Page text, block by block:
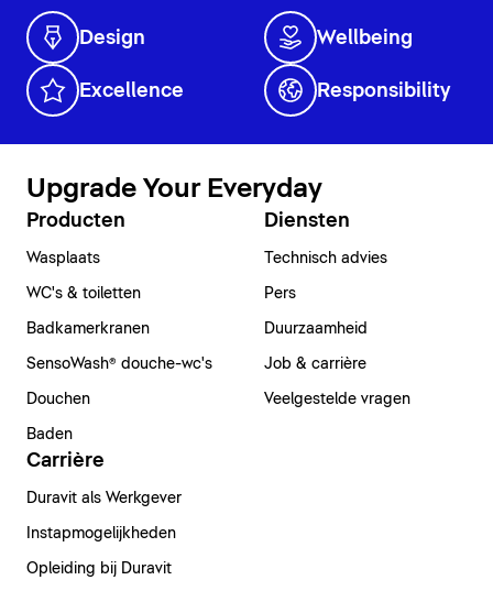
Design Wellbeing
Excellence Responsibility
Upgrade Your Everyday
Producten
Wasplaats
WC's & toiletten
Badkamerkranen
SensoWash® douche-wc's
Douchen
Baden
Diensten
Technisch advies
Pers
Duurzaamheid
Job & carrière
Veelgestelde vragen
Carrière
Duravit als Werkgever
Instapmogelijkheden
Opleiding bij Duravit